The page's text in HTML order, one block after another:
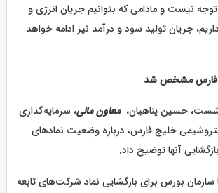
نیست و مادامی که بتوانیم جریان انرژی و
جریان تولید سود و درآمد نیز ادامه خواهد
فارس مشخص شد
حسین پناهیان،معاون مالی‌، سرمایه‌گذاری
خلیج فارس، درباره وضعیت نمادهای
آنها توضیح داد.
بورس برای بازگشایی نماد شرکت‌های تابعه